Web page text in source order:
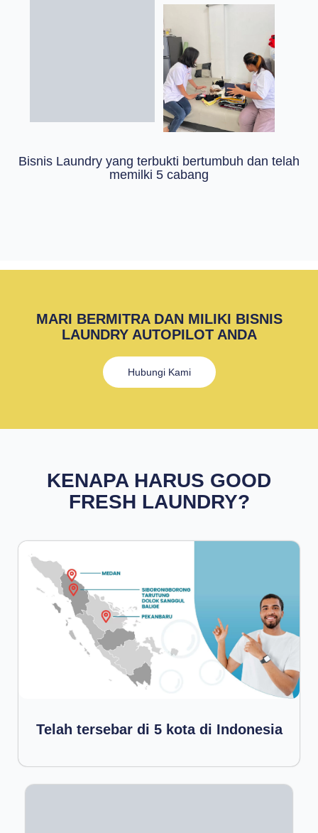
Bisnis Laundry yang terbukti bertumbuh dan telah
memilki 5 cabang
MARI BERMITRA DAN MILIKI BISNIS
LAUNDRY AUTOPILOT ANDA
Hubungi Kami
KENAPA HARUS GOOD
FRESH LAUNDRY?
Telah tersebar di 5 kota di Indonesia